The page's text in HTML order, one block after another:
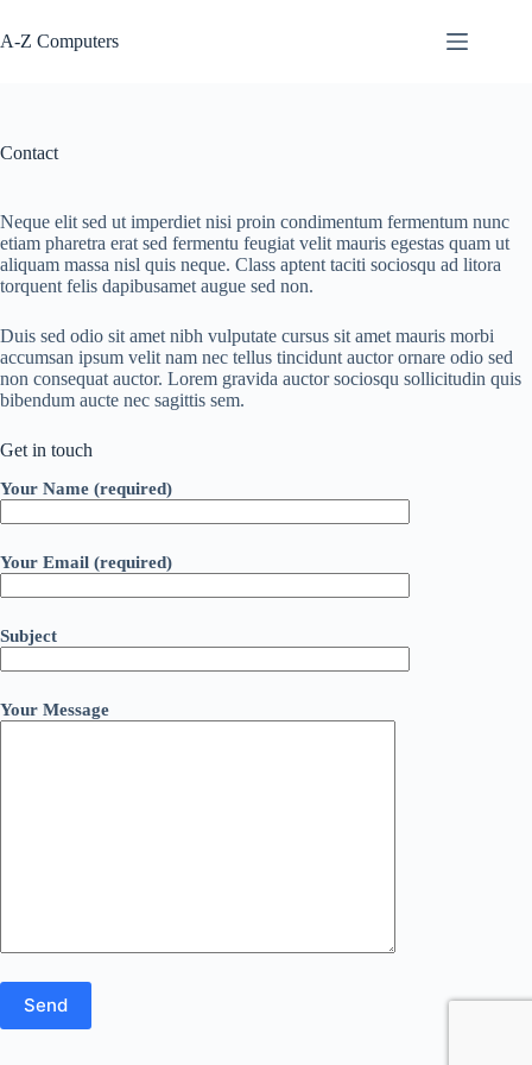
to
content
A-Z Computers
Contact
Neque elit sed ut imperdiet nisi proin condimentum fermentum nunc
etiam pharetra erat sed fermentu feugiat velit mauris egestas quam ut
aliquam massa nisl quis neque. Class aptent taciti sociosqu ad litora
torquent felis dapibusamet augue sed non.
Duis sed odio sit amet nibh vulputate cursus sit amet mauris morbi
accumsan ipsum velit nam nec tellus tincidunt auctor ornare odio sed
non consequat auctor. Lorem gravida auctor sociosqu sollicitudin quis
bibendum aucte nec sagittis sem.
Get in touch
Your Name (required)
Your Email (required)
Subject
Your Message